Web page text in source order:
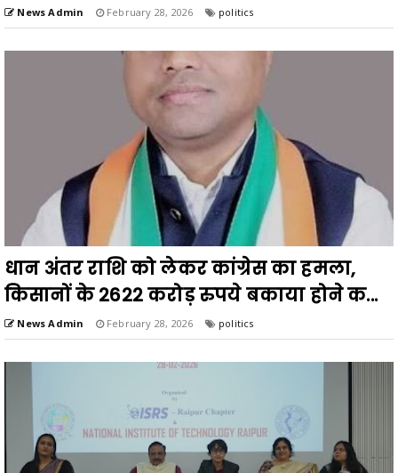
News Admin February 28, 2026 politics
धान अंतर राशि को लेकर कांग्रेस का हमला,
किसानों के 2622 करोड़ रुपये बकाया होने क...
News Admin February 28, 2026 politics